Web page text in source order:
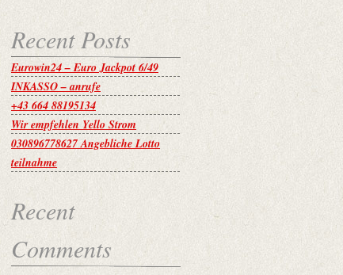
Recent Posts
Eurowin24 – Euro Jackpot 6/49
INKASSO – anrufe
+43 664 88195134
Wir empfehlen Yello Strom
030896778627 Angebliche Lotto
teilnahme
Recent
Comments